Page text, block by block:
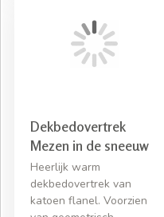
Dekbedovertrek
Mezen in de sneeuw
Heerlijk warm
dekbedovertrek van
katoen flanel. Voorzien